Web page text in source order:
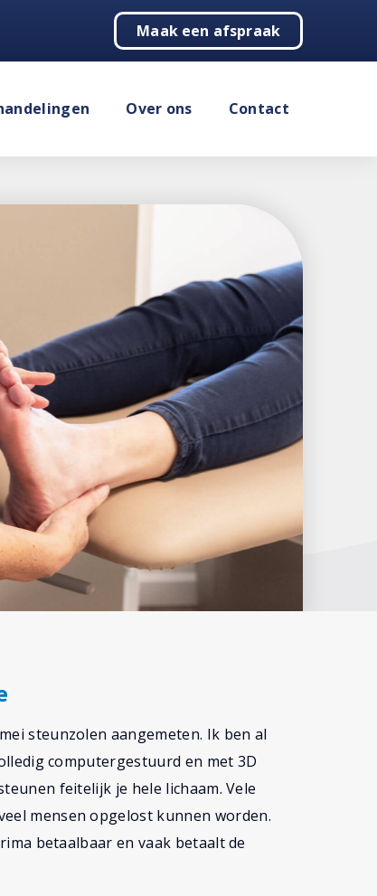
Maak een afspraak
Over ons Contact
steunzolen aangemeten. Ik ben al
computergestuurd en met 3D
feitelijk je hele lichaam. Vele
mensen opgelost kunnen worden.
betaalbaar en vaak betaalt de